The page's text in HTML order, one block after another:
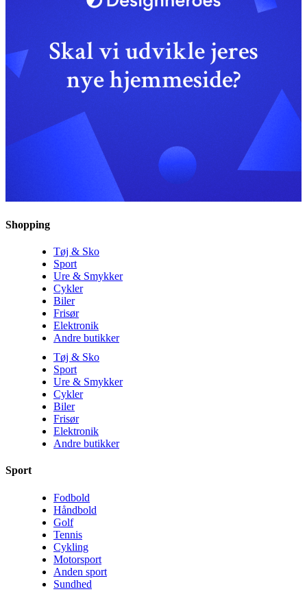
Shopping
Tøj & Sko
Sport
Ure & Smykker
Cykler
Biler
Frisør
Elektronik
Andre butikker
Tøj & Sko
Sport
Ure & Smykker
Cykler
Biler
Frisør
Elektronik
Andre butikker
Sport
Fodbold
Håndbold
Golf
Tennis
Cykling
Motorsport
Anden sport
Sundhed